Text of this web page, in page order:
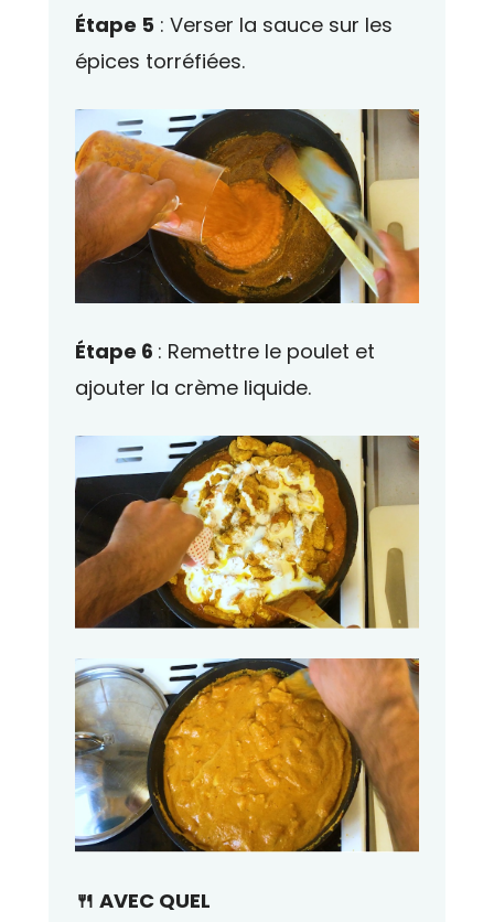
Étape 5 : Verser la sauce sur les
épices torréfiées.
Étape 6 : Remettre le poulet et
ajouter la crème liquide.
🍴 AVEC QUEL